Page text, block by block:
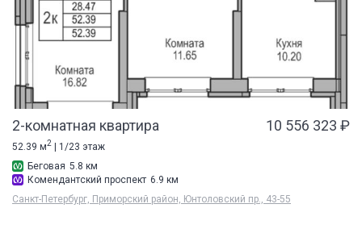
2-комнатная квартира 10 556 323 ₽
52.39 м2
| 1/23 этаж
Беговая 5.8 км
Комендантский проспект 6.9 км
Санкт-Петербург, Приморский район, Юнтоловский пр., 43-55